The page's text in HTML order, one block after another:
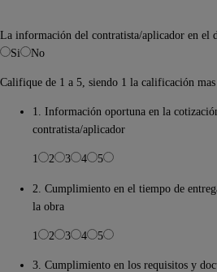
La información del contratista/aplicador en el
Si
No
Califique de 1 a 5, siendo 1 la calificación
1. Información oportuna en la
contratista/aplicador
1 2 3 4 5
2. Cumplimiento en el tiempo de
la obra
1 2 3 4 5
3. Cumplimiento en los requisitos y